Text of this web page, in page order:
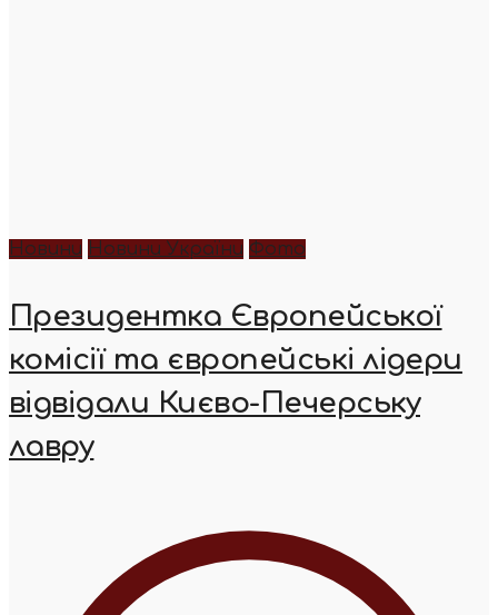
Новини Новини України Фото
Президентка Європейської
комісії та європейські лідери
відвідали Києво-Печерську
лавру